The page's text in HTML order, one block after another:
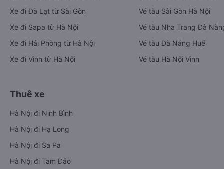
Xe đi Đà Lạt từ Sài Gòn
Xe đi Sapa từ Hà Nội
Xe đi Hải Phòng từ Hà Nội
Xe đi Vinh từ Hà Nội
Vé tàu Sài Gòn Hà Nội
Vé tàu Nha Trang Đà
Vé tàu Đà Nẵng Huế
Vé tàu Hà Nội Vinh
Thuê xe
Hà Nội đi Ninh Bình
Hà Nội đi Hạ Long
Hà Nội đi Sa Pa
Hà Nội đi Tam Đảo